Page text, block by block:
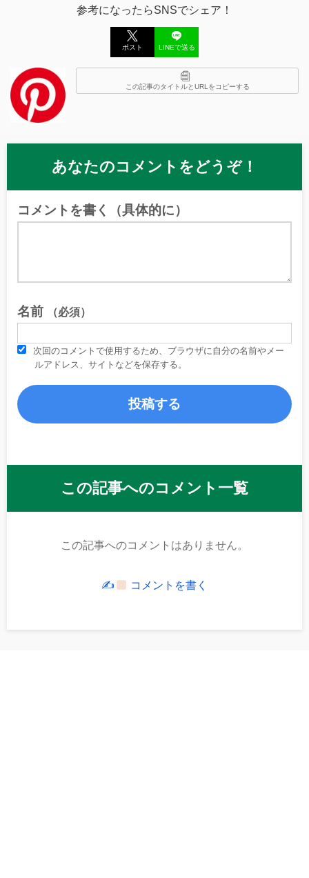
参考になったらSNSでシェア！
ポスト LINEで送る
この記事のタイトルとURLをコピーする
あなたのコメントをどうぞ！
コメントを書く（具体的に）
名前 （必須）
次回のコメントで使用するため、ブラウザに自分の名前やメー
ルアドレス、サイトなどを保存する。
この記事へのコメント一覧
この記事へのコメントはありません。
✍ コメントを書く